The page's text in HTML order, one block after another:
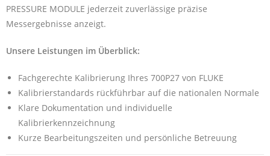
PRESSURE MODULE jederzeit zuverlässige präzise
Messergebnisse anzeigt.
Unsere Leistungen im Überblick:
Fachgerechte Kalibrierung Ihres 700P27 von FLUKE
Kalibrierstandards rückführbar auf die nationalen Normale
Klare Dokumentation und individuelle
Kalibrierkennzeichnung
Kurze Bearbeitungszeiten und persönliche Betreuung